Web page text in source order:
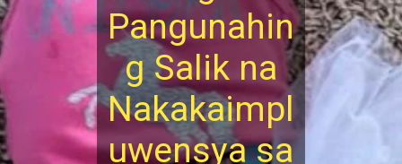
Pangunahin
g Salik na
Nakakaimpl
uwensya sa